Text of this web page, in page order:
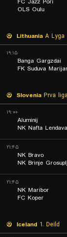
OLS Oulu
Lithuania A Lyga
۱۹:۱۵
Banga Gargzdai
FK Suduva
Slovenia Prva liga
۱۹:۰۰
Aluminij
NK Nafta Lendava
۲۱:۴۵
NK Bravo
NK Brinje
۲۱:۴۵
NK Maribor
FC Koper
Iceland 1. Deild